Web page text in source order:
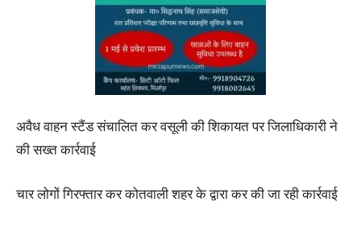
अवैध वाहन स्टैंड संचालित कर वसूली की शिकायत पर जिलाधिकारी ने
की सख्त कार्रवाई
चार लोगों गिरफ्तार कर कोतवाली शहर के द्वारा कर की जा रही कार्रवाई